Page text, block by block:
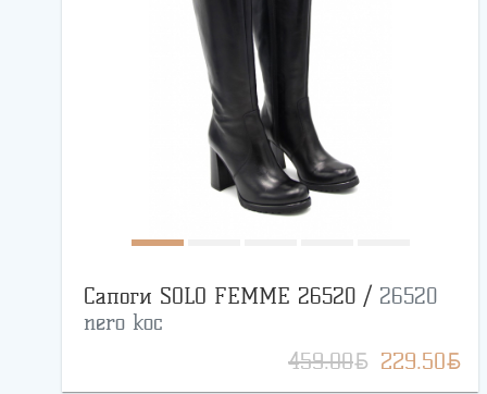
Сапоги SOLO FEMME 26520 / 26520
nero koc
459.00BYN 229.50BYN